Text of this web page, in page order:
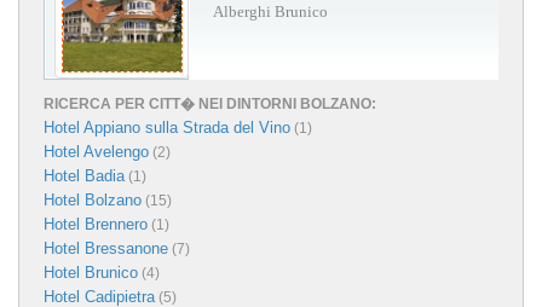
Alberghi Brunico
RICERCA PER CITT� NEI DINTORNI BOLZANO:
Hotel Appiano sulla Strada del Vino (1)
Hotel Avelengo (2)
Hotel Badia(1)
Hotel Bolzano (15)
Hotel Brennero (1)
Hotel Bressanone (7)
Hotel Brunico (4)
Hotel Cadipietra(5)